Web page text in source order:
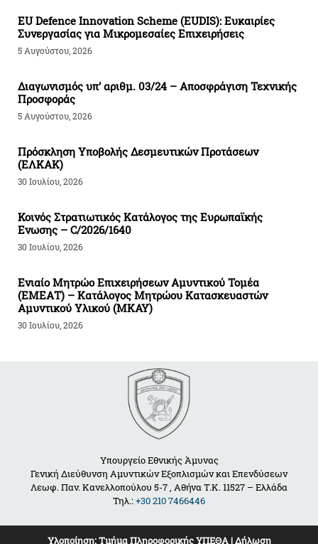
EU Defence Innovation Scheme (EUDIS): Ευκαιρίες
Συνεργασίας για Μικρομεσαίες Επιχειρήσεις
5 Αυγούστου, 2026
Διαγωνισμός υπ’ αριθμ. 03/24 – Αποσφράγιση Τεχνικής
Προσφοράς
5 Αυγούστου, 2026
Πρόσκληση Υποβολής Δεσμευτικών Προτάσεων
(ΕΛΚΑΚ)
30 Ιουλίου, 2026
Κοινός Στρατιωτικός Κατάλογος της Ευρωπαϊκής
Ενωσης – C/2026/1640
30 Ιουλίου, 2026
Ενιαίο Μητρώο Επιχειρήσεων Αμυντικού Τομέα
(ΕΜΕΑΤ) – Κατάλογος Μητρώου Κατασκευαστών
Αμυντικού Υλικού (ΜΚΑΥ)
30 Ιουλίου, 2026
Υπουργείο Εθνικής Άμυνας
Γενική Διεύθυνση Αμυντικών Εξοπλισμών και Επενδύσεων
Λεωφ. Παν. Κανελλοπούλου 5-7 , Αθήνα Τ.Κ. 11527 – Ελλάδα
Τηλ.:+30 210 7466446
Υλοποίηση:Τμήμα Πληροφορικής ΥΠΕΘΑ|Δήλωση